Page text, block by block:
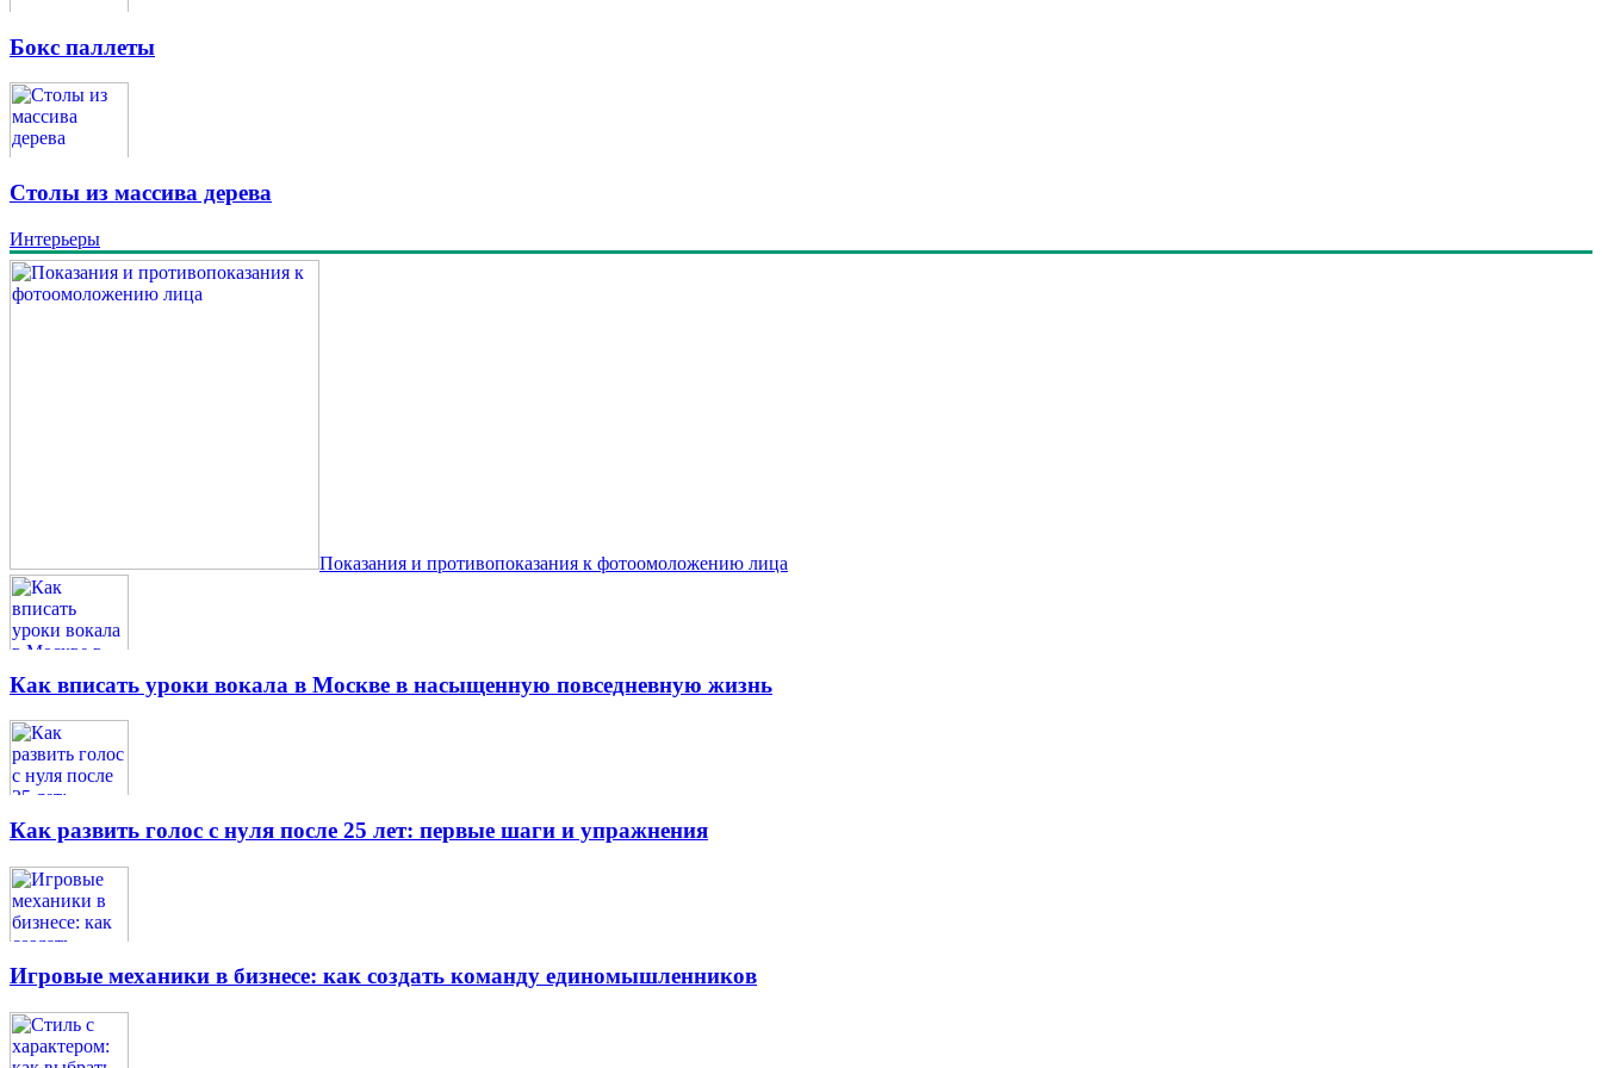
Бокс паллеты
Столы из массива дерева
Интерьеры
Показания и противопоказания к фотоомоложению лица
Как вписать уроки вокала в Москве в насыщенную повседневную жизнь
Как развить голос с нуля после 25 лет: первые шаги и упражнения
Игровые механики в бизнесе: как создать команду единомышленников